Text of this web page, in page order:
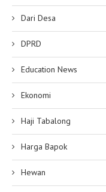
Dari Desa
DPRD
Education News
Ekonomi
Haji Tabalong
Harga Bapok
Hewan